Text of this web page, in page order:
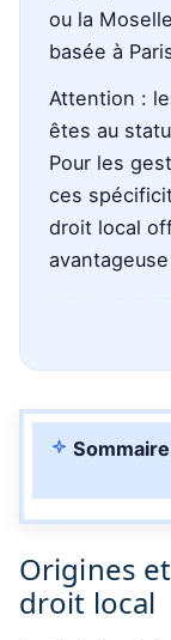
ou la
basée à
Attention :
êtes au
Pour les
ces
droit local
Sommaire
Origines
droit local